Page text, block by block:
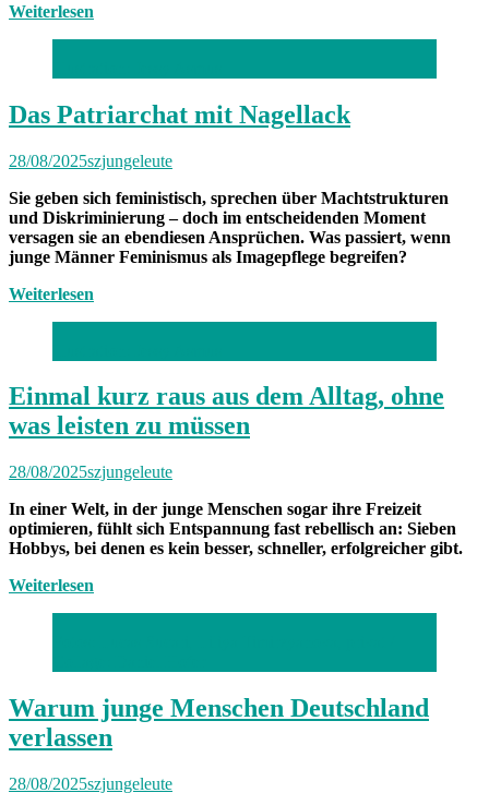
Weiterlesen
Das Patriarchat mit Nagellack
28/08/2025szjungeleute
Sie geben sich feministisch, sprechen über Machtstrukturen
und Diskriminierung – doch im entscheidenden Moment
versagen sie an ebendiesen Ansprüchen. Was passiert, wenn
junge Männer Feminismus als Imagepflege begreifen?
Weiterlesen
Einmal kurz raus aus dem Alltag, ohne
was leisten zu müssen
28/08/2025szjungeleute
In einer Welt, in der junge Menschen sogar ihre Freizeit
optimieren, fühlt sich Entspannung fast rebellisch an: Sieben
Hobbys, bei denen es kein besser, schneller, erfolgreicher gibt.
Weiterlesen
Warum junge Menschen Deutschland
verlassen
28/08/2025szjungeleute